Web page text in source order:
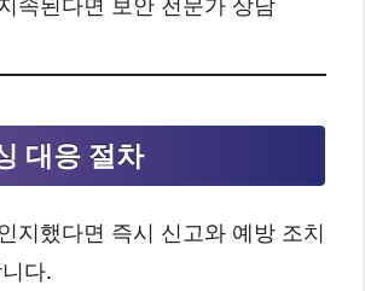
속된다면 보안 전문가 상담
대응 절차
지했다면 즉시 신고와 예방 조치
다.